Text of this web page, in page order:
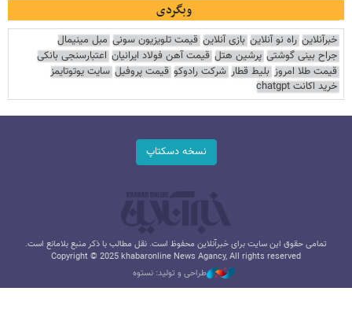
وبگردی
خبرآنلاین راه نو آنلاین بازی آنلاین قیمت تلویزیون سونی مبل مینیمال
جراح بینی گوشتی پرشین هتل قیمت آهن فولاد ایرانیان اعتبارسنجی بانکی
قیمت طلا امروز بلیط قطار شرکت رادوکو قیمت پروفیل سایت یوتوتایمز
خرید اکانت chatgpt
نسخه دسکتاپ
تمامی حقوق این سایت برای خبرآنلاین محفوظ است. نقل مطالب با ذکر منبع بلامانع است.
Copyright © 2025 khabaronline News Agancy, All rights reserved
طراحی و تولید: نستوه